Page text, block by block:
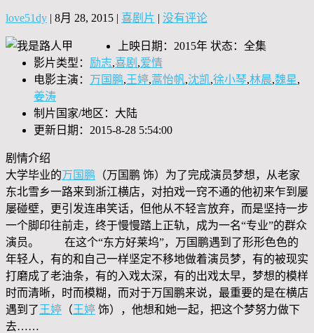
love51dy | 8月 28, 2015 | 喜剧片 | 没有评论
上映日期：2015年 状态：全集
影片类型： 励志,喜剧 ,爱情
电影主演： 万国鹏,王婷,蒿怡帆,沈凯,徐小琴,林晨,魏星,
姜涛
制片国家/地区：大陆
更新日期：2015-8-28 5:54:00
剧情介绍
大学毕业的万国鹏 （万国鹏 饰）为了完成演员梦想，从老家
东北雪乡一路来到浙江横店，对拍戏一窍不通的他初来乍到屡
屡碰壁，更引发连串笑话，但他从不轻言放弃，而是坚持一步
一个脚印往前走，终于慢慢踏上正轨，成为一名“专业”的群众
演员。 在这个“东方好莱坞”，万国鹏遇到了形形色色的
年轻人，有的和自己一样坚定不移地做着演员梦，有的被现实
打磨成了老油条，有的入戏太深，有的出戏太早，梦想的模样
时而清晰，时而模糊，而对于万国鹏来说，最重要的是在横店
遇到了 王婷 （王婷 饰），他想和她一起，把这个梦努力做下
去……